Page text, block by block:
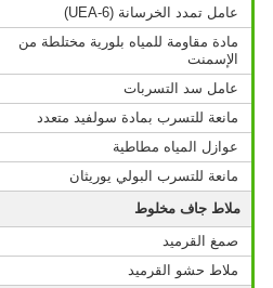
عامل تمدد الخرسانة (UEA-6)
مادة مقاومة للمياه بلورية مختلطة من
الإسمنت
عامل سد التسربات
مانعة للتسرب بمادة سولفيد متعدد
عوازل المياه مطاطية
مانعة للتسرب البولي يوريثان
ملاط جاف مخلوط
صمغ القرميد
ملاط حشو القرميد